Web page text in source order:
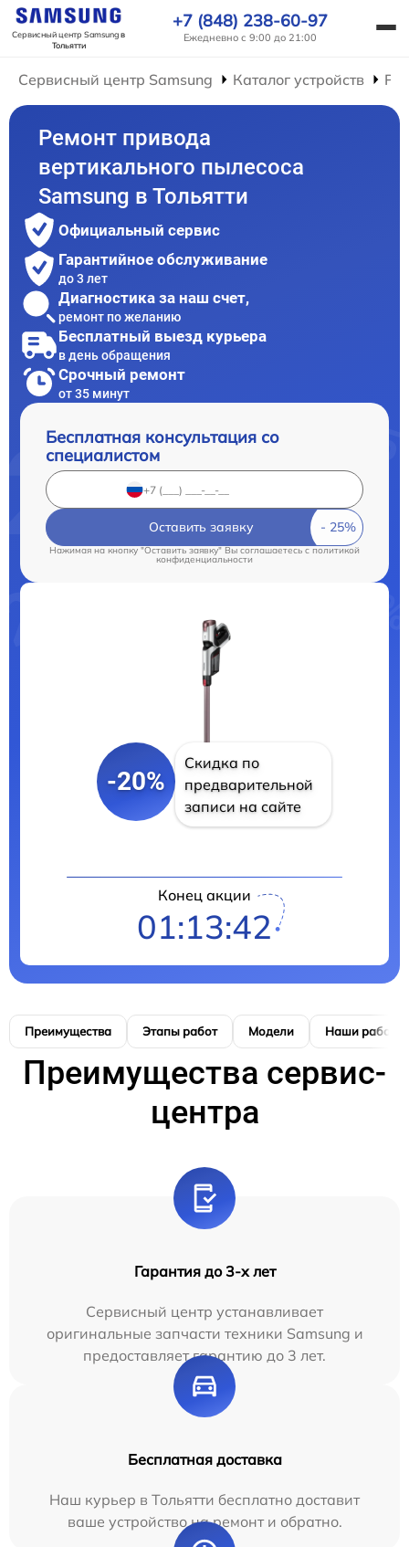
Сервисный центр Samsungв
Тольятти
+7 (848) 238-60-97
Ежедневно с 9:00 до 21:00
Сервисный центр Samsung Каталог устройств
Ремонт привода
вертикального пылесоса
Samsung в Тольятти
Официальный сервис
Гарантийное обслуживание
до 3 лет
Диагностика за наш счет,
ремонт по желанию
Бесплатный выезд курьера
в день обращения
Срочный ремонт
от 35 минут
Бесплатная консультация со
специалистом
Оставить заявку
Нажимая на кнопку "Оставить заявку" Вы соглашаетесь c политикой
конфиденциальности
-20%
Скидка по
предварительной
записи на сайте
Конец акции
01:13:41
Преимущества Этапы работ Модели Наши работы
Преимущества сервис-
центра
Гарантия до 3-х лет
Сервисный центр устанавливает
оригинальные запчасти техники Samsung и
предоставляет гарантию до 3 лет.
Бесплатная доставка
Наш курьер в Тольятти бесплатно доставит
ваше устройство на ремонт и обратно.